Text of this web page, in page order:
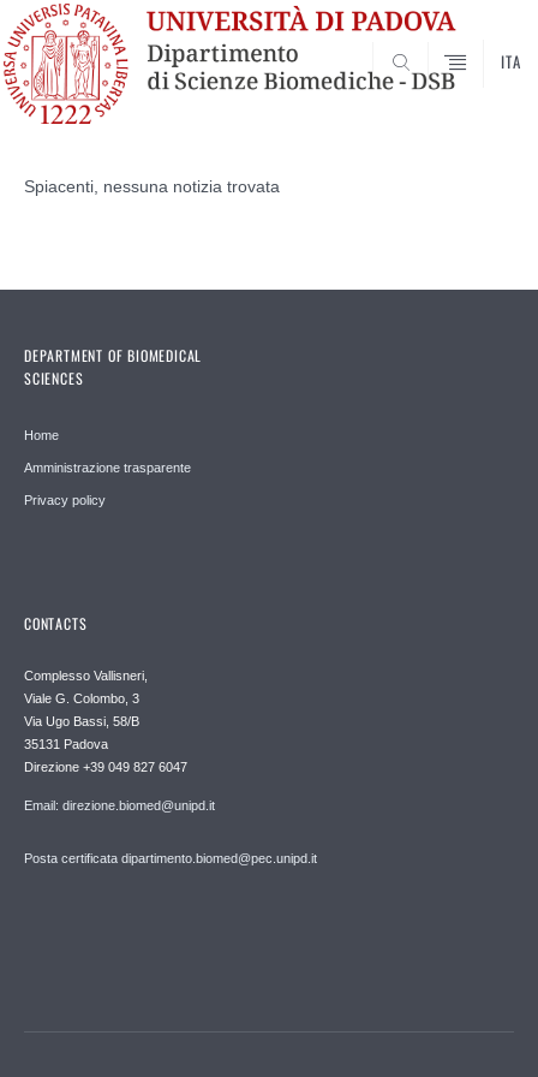
SEARCH
ITA
contenuto
Spiacenti, nessuna notizia trovata
DEPARTMENT OF BIOMEDICAL
SCIENCES
Home
Amministrazione trasparente
Privacy policy
CONTACTS
Complesso Vallisneri,
Viale G. Colombo, 3
Via Ugo Bassi, 58/B
35131 Padova
Direzione +39 049 827 6047
Email: direzione.biomed@unipd.it
Posta certificata dipartimento.biomed@pec.unipd.it